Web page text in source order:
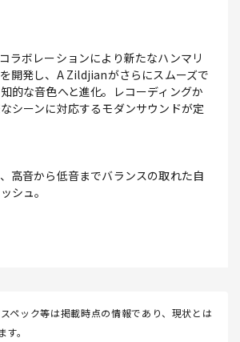
ラボレーションにより新たなハンマリ
開発し、A Zildjianがさらにスムーズで
的な音色へと進化。レコーディングか
シーンに対応するモダンサウンドが定
高音から低音までバランスの取れた自
シュ。
ペック等は掲載時点の情報であり、現状とは
。